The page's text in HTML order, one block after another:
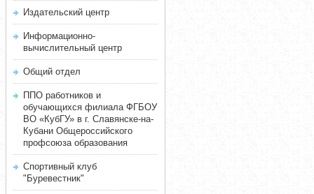
Издательский центр
Информационно-
вычислительный центр
Общий отдел
ППО работников и
обучающихся филиала ФГБОУ
ВО «КубГУ» в г. Славянске-на-
Кубани Общероссийского
профсоюза образования
Спортивный клуб
"Буревестник"